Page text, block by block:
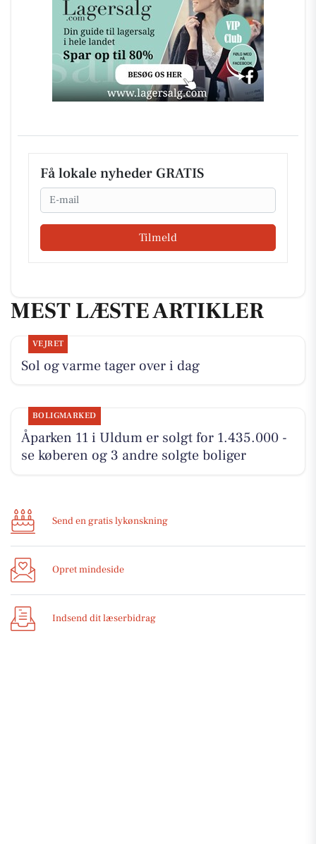
Få lokale nyheder GRATIS
Email
Tilmeld
MEST LÆSTE ARTIKLER
VEJRET
Sol og varme tager over i dag
BOLIGMARKED
Åparken 11 i Uldum er solgt for 1.435.000 -
se køberen og 3 andre solgte boliger
Send en gratis lykønskning
Opret mindeside
Indsend dit læserbidrag